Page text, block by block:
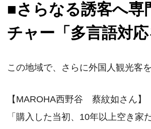
■さらなる誘客へ専
チャー「多言語対応
この地域で、さらに外国人観光客
【MAROHA西野谷 蔡紋如さん】
「購入した当初、10年以上空き家